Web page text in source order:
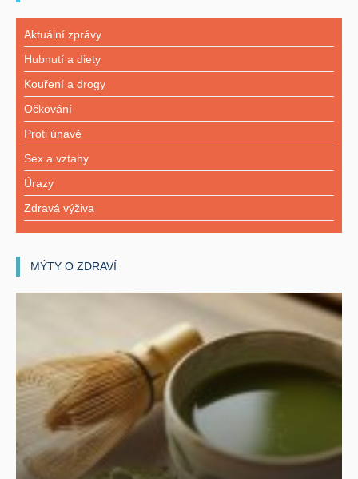
Aktuální zprávy
Hubnutí a diety
Kouření a drogy
Očkování
Proti únavě
Sex a vztahy
Úrazy
Zdravá výživa
MÝTY O ZDRAVÍ